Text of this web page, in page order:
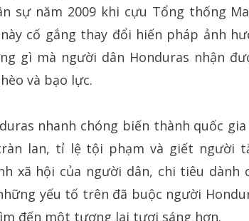
sự năm 2009 khi cựu Tổng thống
cố gắng thay đổi hiến pháp ảnh
gì mà người dân Honduras nhận
và bạo lực.
nhanh chóng biến thành quốc
lan, tỉ lệ tội phạm và giết người
xã hội của người dân, chi tiêu dành
yếu tố trên đã buộc người
đến một tương lai tươi sáng hơn.